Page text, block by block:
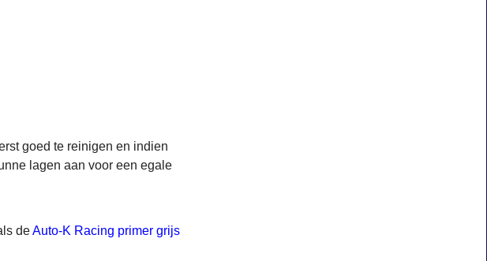
goed te reinigen en indien
lagen aan voor een egale
deAuto-K Racing primer grijs